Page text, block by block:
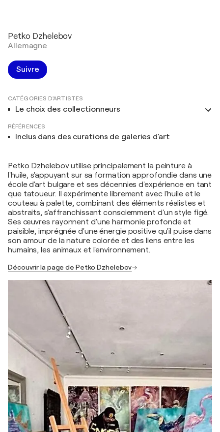
Petko Dzhelebov
Allemagne
Suivre
CATÉGORIES D'ARTISTES
Le choix des collectionneurs
RÉFÉRENCES
Inclus dans des curations de galeries d'art
Petko Dzhelebov utilise principalement la peinture à
l'huile, s'appuyant sur sa formation approfondie dans une
école d'art bulgare et ses décennies d'expérience en tant
que tatoueur. Il expérimente librement avec l'huile et le
couteau à palette, combinant des éléments réalistes et
abstraits, s'affranchissant consciemment d'un style figé.
Ses œuvres rayonnent d'une harmonie profonde et
paisible, imprégnée d'une énergie positive qu'il puise dans
son amour de la nature colorée et des liens entre les
humains, les animaux et l'environnement.
Découvrir la page de Petko Dzhelebov